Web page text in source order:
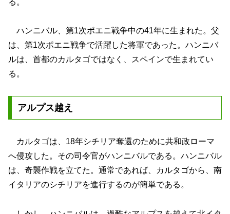
ハンニバル、第1次ポエニ戦争中の41年に生まれた。父
は、第1次ポエニ戦争で活躍した将軍であった。ハンニバ
ルは、首都のカルタゴではなく、スペインで生まれてい
る。
アルプス越え
カルタゴは、18年シチリア奪還のために共和政ローマ
へ侵攻した。その司令官がハンニバルである。ハンニバル
は、奇襲作戦を立てた。通常であれば、カルタゴから、南
イタリアのシチリアを進行するのが簡単である。